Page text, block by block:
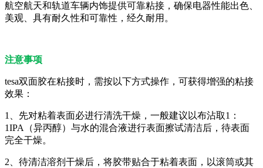
航空航天和轨道车辆内饰提供可靠粘接，确保电器性能出色、
美观、具有耐久性和可靠性，经久耐用。
注意事项
tesa双面胶在粘接时，需按以下方式操作，可获得增强的粘接
效果：
1、先对粘着表面必进行清洗干燥，一般建议以布沾取1：
1IPA（异丙醇）与水的混合液进行表面擦试清洁后，待表面
完全干燥。
2、待清洁溶剂干燥后，将胶带贴合于粘着表面，以滚筒或其